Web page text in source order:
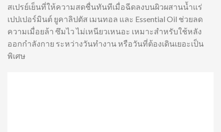
สเปรย์เย็นที่ให้ความสดชื่นทันทีเมื่อฉีดลงบนผิวผสานน้ำแร่
เปปเปอร์มินต์ ยูคาลิปตัส เมนทอล และ Essential Oil ช่วยลด
ความเมื่อยล้า ซึมไว ไม่เหนียวเหนอะ เหมาะสำหรับใช้หลัง
ออกกำลังกาย ระหว่างวันทำงาน หรือวันที่ต้องเดินเยอะเป็น
พิเศษ